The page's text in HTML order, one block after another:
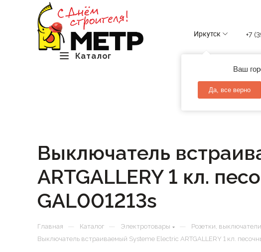
Каталог
Иркутск
Ваш
Да, все верно
+7
Выключатель
ARTGALLERY 1 кл.
GAL001213s
Главная — Каталог — Электротовары — Розетки,
Выключатель встраиваемый Systeme Electric ARTGALLERY 1 кл.